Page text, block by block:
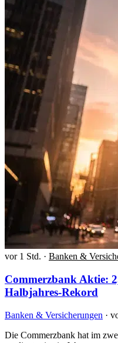
vor 1 Std. · Banken &
Commerzbank Aktie:
Halbjahres-Rekord
Banken & Versicherungen ·
Die Commerzbank hat im